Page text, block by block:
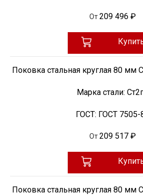
От 209 496 ₽
Поковка стальная круглая 80 мм
Марка стали:
ГОСТ: ГОСТ 7505-
От 209 517 ₽
Поковка стальная круглая 80 мм